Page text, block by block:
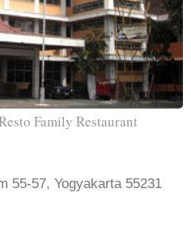
Family Restaurant
55-57, Yogyakarta 55231